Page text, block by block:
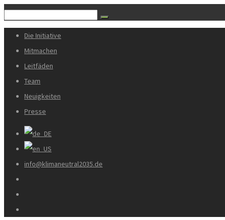
Die Initiative
Mitmachen
Leitfäden
Team
Neuigkeiten
Presse
info@klimaneutral2035.de